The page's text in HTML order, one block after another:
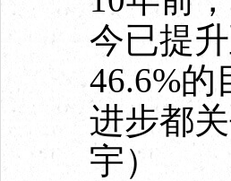
今已提
46.6%
进步都
宇）